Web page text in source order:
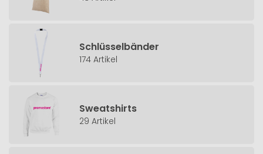
Schlüsselbänder
174 Artikel
Sweatshirts
29 Artikel